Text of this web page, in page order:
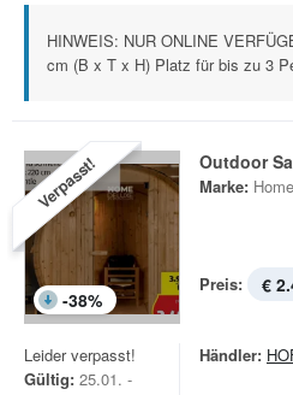
HINWEIS: NUR ONLINE
cm (B x T x H) Platz für bis zu 3
Verpasst!
-38%
Outdoor
Marke:
Preis: €
Leider verpasst!
Gültig: 25.01. -
Händler: